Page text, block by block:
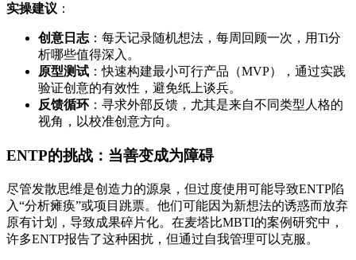
实操建议 ：
创意日志 ：每天记录随机想法，每周回顾一次，用Ti分
析哪些值得深入。
原型测试 ：快速构建最小可行产品（MVP），通过实践
验证创意的有效性，避免纸上谈兵。
反馈循环 ：寻求外部反馈，尤其是来自不同类型人格的
视角，以校准创意方向。
ENTP的挑战：当善变成为障碍
尽管发散思维是创造力的源泉，但过度使用可能导致ENTP陷
入“分析瘫痪”或项目跳票。他们可能因为新想法的诱惑而放弃
原有计划，导致成果碎片化。在麦塔比MBTI的案例研究中，
许多ENTP报告了这种困扰，但通过自我管理可以克服。